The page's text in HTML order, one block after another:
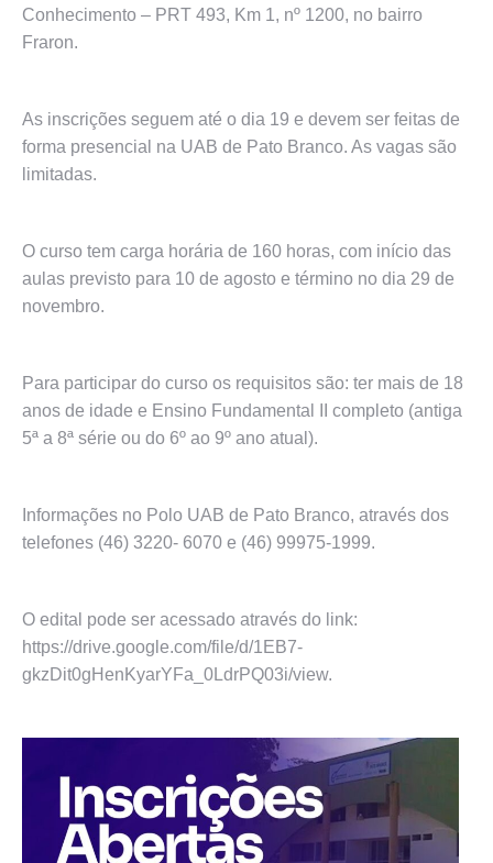
Conhecimento – PRT 493, Km 1, nº 1200, no bairro
Fraron.
As inscrições seguem até o dia 19 e devem ser feitas de
forma presencial na UAB de Pato Branco. As vagas são
limitadas.
O curso tem carga horária de 160 horas, com início das
aulas previsto para 10 de agosto e término no dia 29 de
novembro.
Para participar do curso os requisitos são: ter mais de 18
anos de idade e Ensino Fundamental II completo (antiga
5ª a 8ª série ou do 6º ao 9º ano atual).
Informações no Polo UAB de Pato Branco, através dos
telefones (46) 3220- 6070 e (46) 99975-1999.
O edital pode ser acessado através do link: ​​
https://drive.google.com/file/d/1EB7-
gkzDit0gHenKyarYFa_0LdrPQ03i/view.